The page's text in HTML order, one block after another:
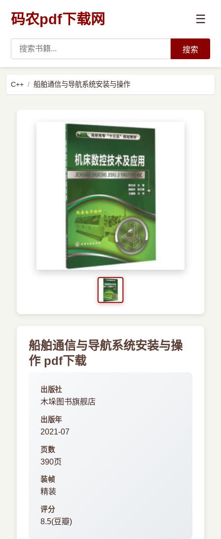
码农pdf下载网 ☰
预订书籍
搜索
C++ 船舶通信与导航系统安装与操作
船舶通信与导航系统安装与操
作 pdf下载
出版社
木垛图书旗舰店
出版年
2021-07
页数
390页
装帧
精装
评分
8.5(豆瓣)